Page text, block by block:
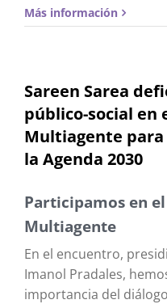
Más información
Sareen Sarea
público-social en
Multiagente para
la Agenda 2030
Participamos en
Multiagente
En el encuentro,
Imanol Pradales,
importancia del